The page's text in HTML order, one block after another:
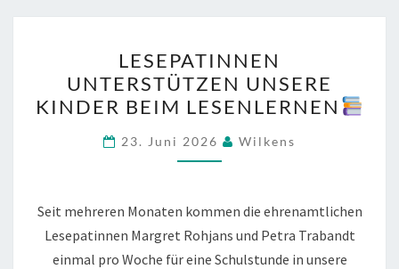
UNTERSTÜTZEN
UNSERE
KINDER
BEIM
LESENLERNEN
LESEPATINNEN
UNTERSTÜTZEN UNSERE
KINDER BEIM LESENLERNEN
23. Juni 2026 Wilkens
Seit mehreren Monaten kommen die ehrenamtlichen
Lesepatinnen Margret Rohjans und Petra Trabandt
einmal pro Woche für eine Schulstunde in unsere